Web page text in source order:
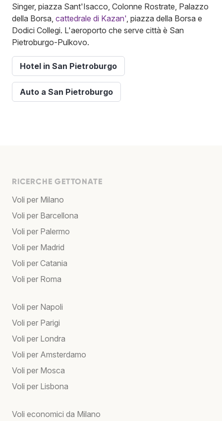
Singer, piazza Sant'Isacco, Colonne Rostrate, Palazzo
della Borsa, cattedrale di Kazan' , piazza della Borsa e
Dodici Collegi. L'aeroporto che serve città è San
Pietroburgo-Pulkovo.
Hotel in San Pietroburgo
Auto a San Pietroburgo
RICERCHE GETTONATE
Voli per Milano
Voli per Barcellona
Voli per Palermo
Voli per Madrid
Voli per Catania
Voli per Roma
Voli per Napoli
Voli per Parigi
Voli per Londra
Voli per Amsterdamo
Voli per Mosca
Voli per Lisbona
Voli economici da Milano